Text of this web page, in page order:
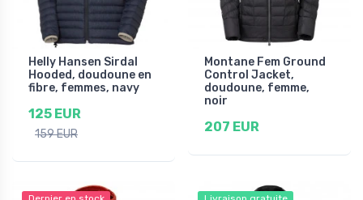
Helly Hansen Sirdal
Hooded, doudoune en
fibre, femmes, navy
125 EUR
159 EUR
Montane Fem Ground
Control Jacket,
doudoune, femme,
noir
207 EUR